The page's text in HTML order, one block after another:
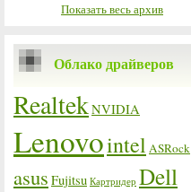
Показать весь архив
Облако драйверов
RealtekNVIDIA
Lenovointel ASRock
asus Fujitsu Картридер Dell